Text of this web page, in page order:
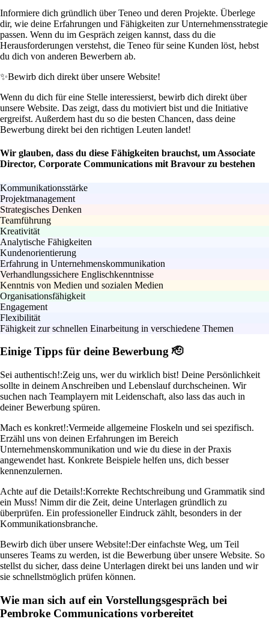
Informiere dich gründlich über Teneo und deren Projekte. Überlege
dir, wie deine Erfahrungen und Fähigkeiten zur Unternehmensstrategie
passen. Wenn du im Gespräch zeigen kannst, dass du die
Herausforderungen verstehst, die Teneo für seine Kunden löst, hebst
du dich von anderen Bewerbern ab.
✨Bewirb dich direkt über unsere Website!
Wenn du dich für eine Stelle interessierst, bewirb dich direkt über
unsere Website. Das zeigt, dass du motiviert bist und die Initiative
ergreifst. Außerdem hast du so die besten Chancen, dass deine
Bewerbung direkt bei den richtigen Leuten landet!
Wir glauben, dass du diese Fähigkeiten brauchst, um Associate
Director, Corporate Communications mit Bravour zu bestehen
Kommunikationsstärke
Projektmanagement
Strategisches Denken
Teamführung
Kreativität
Analytische Fähigkeiten
Kundenorientierung
Erfahrung in Unternehmenskommunikation
Verhandlungssichere Englischkenntnisse
Kenntnis von Medien und sozialen Medien
Organisationsfähigkeit
Engagement
Flexibilität
Fähigkeit zur schnellen Einarbeitung in verschiedene Themen
Einige Tipps für deine Bewerbung 🫡
Sei authentisch!:Zeig uns, wer du wirklich bist! Deine Persönlichkeit
sollte in deinem Anschreiben und Lebenslauf durchscheinen. Wir
suchen nach Teamplayern mit Leidenschaft, also lass das auch in
deiner Bewerbung spüren.
Mach es konkret!:Vermeide allgemeine Floskeln und sei spezifisch.
Erzähl uns von deinen Erfahrungen im Bereich
Unternehmenskommunikation und wie du diese in der Praxis
angewendet hast. Konkrete Beispiele helfen uns, dich besser
kennenzulernen.
Achte auf die Details!:Korrekte Rechtschreibung und Grammatik sind
ein Muss! Nimm dir die Zeit, deine Unterlagen gründlich zu
überprüfen. Ein professioneller Eindruck zählt, besonders in der
Kommunikationsbranche.
Bewirb dich über unsere Website!:Der einfachste Weg, um Teil
unseres Teams zu werden, ist die Bewerbung über unsere Website. So
stellst du sicher, dass deine Unterlagen direkt bei uns landen und wir
sie schnellstmöglich prüfen können.
Wie man sich auf ein Vorstellungsgespräch bei
Pembroke Communications vorbereitet